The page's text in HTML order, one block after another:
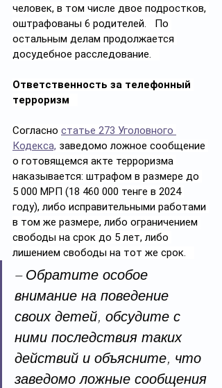
человек, в том числе двое подростков,
оштрафованы 6 родителей.   По
остальным делам продолжается
досудебное расследование.
Ответственность за телефонный
терроризм
Согласно статье 273 Уголовного
Кодекса, заведомо ложное сообщение
о готовящемся акте терроризма
наказывается: штрафом в размере до
5 000 МРП (18 460 000 тенге в 2024
году), либо исправительными работами
в том же размере, либо ограничением
свободы на срок до 5 лет, либо
лишением свободы на тот же срок.
– Обратите особое
внимание на поведение
своих детей, обсудите с
ними последствия таких
действий и объясните, что
заведомо ложные сообщения